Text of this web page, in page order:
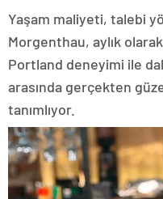
Yaşam maliyeti, talebi
Morgenthau, aylık
Portland deneyimi ile
arasında gerçekten
tanımlıyor.